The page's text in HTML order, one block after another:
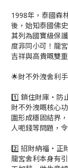
1998年，泰國森
後，始知泰國佛
其列為國寶級保
度非同小可！龍
吉祥與高貴嘅雙
🌟財不外洩舍利
1️⃣ 鎖住財庫・防
財不外洩嘅核心
圍形成穩固結界
人呃錢等問題，
2️⃣ 招財納福・正
龍宮舍利本身有